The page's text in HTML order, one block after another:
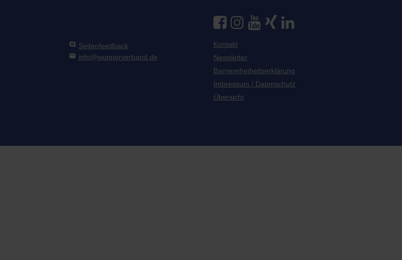
comment Seitenfeedback
mail info@wupperverband.de
Kontakt
Newsletter
Barrierefreiheitserklärung
Impressum / Datenschutz
Übersicht